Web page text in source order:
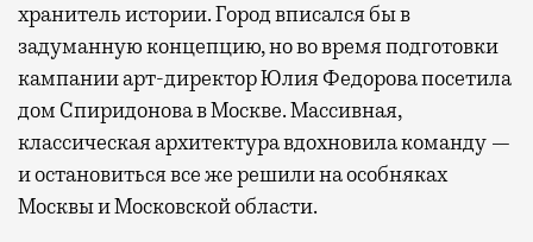
хранитель истории. Город вписался бы в
задуманную концепцию, но во время подготовки
кампании арт-директор Юлия Федорова посетила
дом Спиридонова в Москве. Массивная,
классическая архитектура вдохновила команду —
и остановиться все же решили на особняках
Москвы и Московской области.